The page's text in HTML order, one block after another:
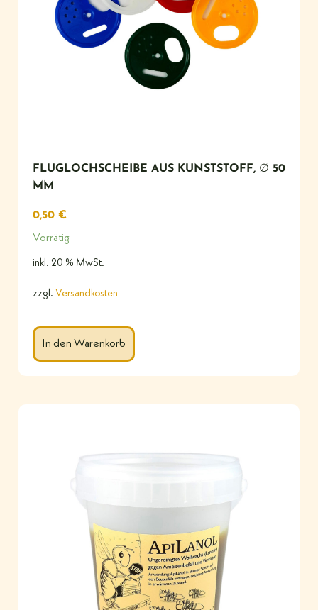
FLUGLOCHSCHEIBE AUS KUNSTSTOFF, ∅ 50
MM
0,50 €
Vorrätig
inkl. 20 % MwSt.
zzgl. Versandkosten
In den Warenkorb